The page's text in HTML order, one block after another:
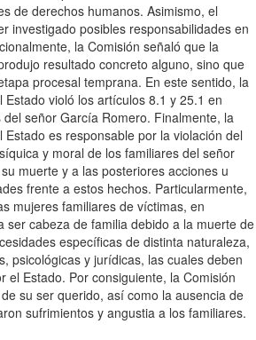
de derechos humanos. Asimismo, el
investigado posibles responsabilidades en
la Comisión señaló que la
resultado concreto alguno, sino que
procesal temprana. En este sentido, la
violó los artículos 8.1 y 25.1 en
señor García Romero. Finalmente, la
es responsable por la violación del
y moral de los familiares del señor
muerte y a las posteriores acciones u
frente a estos hechos. Particularmente,
mujeres familiares de víctimas, en
ser cabeza de familia debido a la muerte de
específicas de distinta naturaleza,
psicológicas y jurídicas, las cuales deben
el Estado. Por consiguiente, la Comisión
su ser querido, así como la ausencia de
sufrimientos y angustia a los familiares.